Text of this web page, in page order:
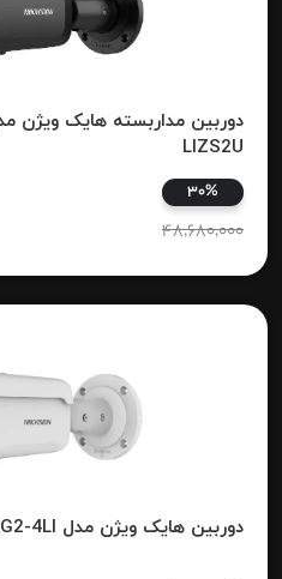
LIZS2U
30%
48,680,000
دوربین هایک ویژن مدل DS-2CD2T83G2-4LI